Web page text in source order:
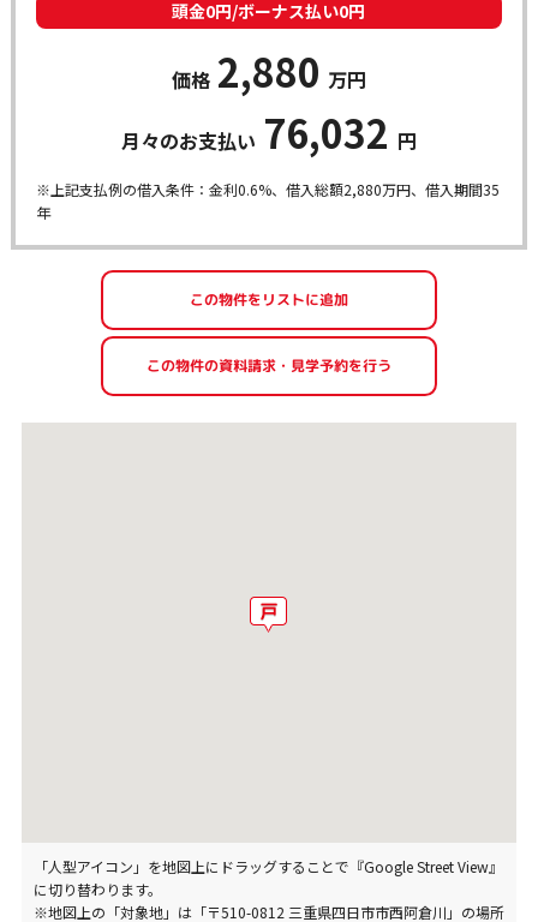
頭金0円/ボーナス払い0円
価格 2,880 万円
月々のお支払い 76,032 円
※上記支払例の借入条件：金利0.6%、借入総額2,880万円、借入期間35
年
「人型アイコン」を地図上にドラッグすることで『Google Street View』
に切り替わります。
※地図上の「対象地」は「〒510-0812 三重県四日市市西阿倉川」の場所